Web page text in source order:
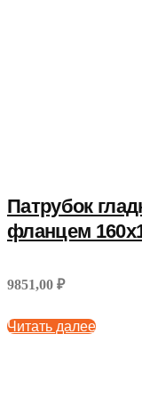
Патрубок
фланцем
9851,00 ₽
Читать далее